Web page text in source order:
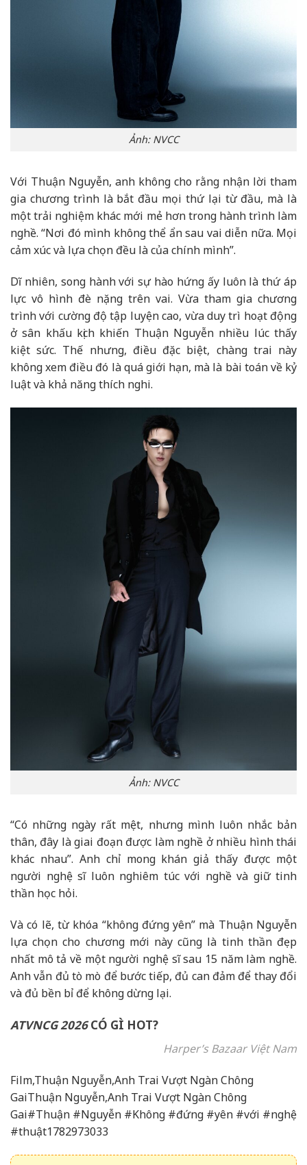
Ảnh: NVCC
Với Thuận Nguyễn, anh không cho rằng nhận lời tham
gia chương trình là bắt đầu mọi thứ lại từ đầu, mà là
một trải nghiệm khác mới mẻ hơn trong hành trình làm
nghề. “Nơi đó mình không thể ẩn sau vai diễn nữa. Mọi
cảm xúc và lựa chọn đều là của chính mình”.
Dĩ nhiên, song hành với sự hào hứng ấy luôn là thứ áp
lực vô hình đè nặng trên vai. Vừa tham gia chương
trình với cường độ tập luyện cao, vừa duy trì hoạt động
ở sân khấu kịch khiến Thuận Nguyễn nhiều lúc thấy
kiệt sức. Thế nhưng, điều đặc biệt, chàng trai này
không xem điều đó là quá giới hạn, mà là bài toán về kỷ
luật và khả năng thích nghi.
Ảnh: NVCC
“Có những ngày rất mệt, nhưng mình luôn nhắc bản
thân, đây là giai đoạn được làm nghề ở nhiều hình thái
khác nhau”. Anh chỉ mong khán giả thấy được một
người nghệ sĩ luôn nghiêm túc với nghề và giữ tinh
thần học hỏi.
Và có lẽ, từ khóa “không đứng yên” mà Thuận Nguyễn
lựa chọn cho chương mới này cũng là tinh thần đẹp
nhất mô tả về một người nghệ sĩ sau 15 năm làm nghề.
Anh vẫn đủ tò mò để bước tiếp, đủ can đảm để thay đổi
và đủ bền bỉ để không dừng lại.
ATVNCG 2026CÓ GÌ HOT?
Harper’s Bazaar Việt Nam
Film,Thuận Nguyễn,Anh Trai Vượt Ngàn Chông
GaiThuận Nguyễn,Anh Trai Vượt Ngàn Chông
Gai#Thuận #Nguyễn #Không #đứng #yên #với #nghệ
#thuật1782973033